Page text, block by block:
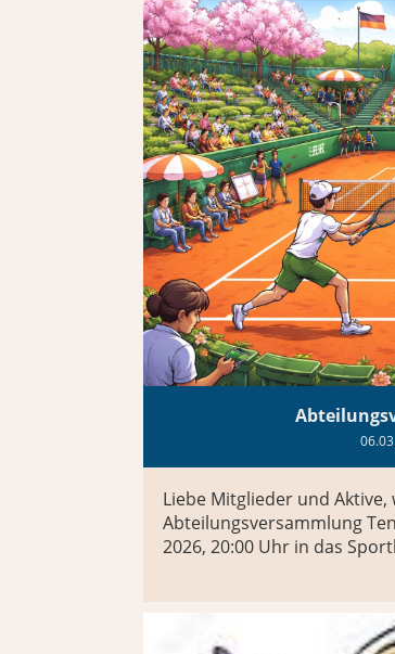
Liebe Mitglieder und
Abteilungsversammlung
2026, 20:00 Uhr in das